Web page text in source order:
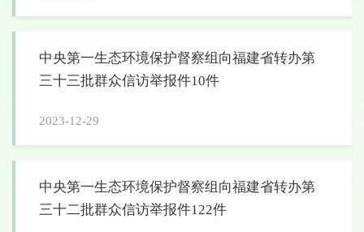
中央第一生态环境保护督察组向福建省转办第
三十三批群众信访举报件10件
2023-12-29
中央第一生态环境保护督察组向福建省转办第
三十二批群众信访举报件122件